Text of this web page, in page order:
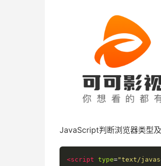
JavaScript判断浏览器类型及
<script type="text/